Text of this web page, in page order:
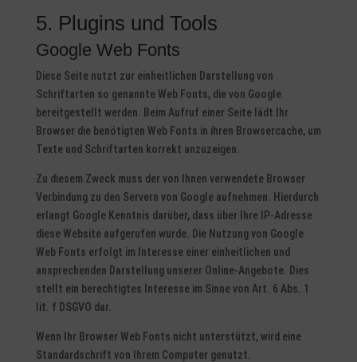
5. Plugins und Tools
Google Web Fonts
Diese Seite nutzt zur einheitlichen Darstellung von
Schriftarten so genannte Web Fonts, die von Google
bereitgestellt werden. Beim Aufruf einer Seite lädt Ihr
Browser die benötigten Web Fonts in ihren Browsercache, um
Texte und Schriftarten korrekt anzuzeigen.
Zu diesem Zweck muss der von Ihnen verwendete Browser
Verbindung zu den Servern von Google aufnehmen. Hierdurch
erlangt Google Kenntnis darüber, dass über Ihre IP-Adresse
diese Website aufgerufen wurde. Die Nutzung von Google
Web Fonts erfolgt im Interesse einer einheitlichen und
ansprechenden Darstellung unserer Online-Angebote. Dies
stellt ein berechtigtes Interesse im Sinne von Art. 6 Abs. 1
lit. f DSGVO dar.
Wenn Ihr Browser Web Fonts nicht unterstützt, wird eine
Standardschrift von Ihrem Computer genutzt.